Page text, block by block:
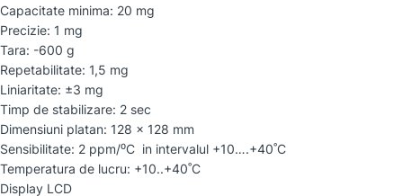
Capacitate minima: 20 mg
Precizie: 1 mg
Tara: -600 g
Repetabilitate: 1,5 mg
Liniaritate: ±3 mg
Timp de stabilizare: 2 sec
Dimensiuni platan: 128 x 128 mm
Sensibilitate: 2 ppm/⁰C in intervalul +10….+40˚C
Temperatura de lucru: +10..+40˚C
Display LCD